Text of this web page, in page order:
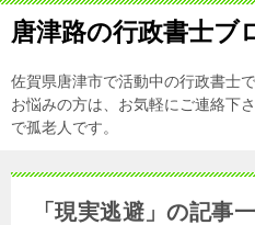
唐津路の行政書士ブ
佐賀県唐津市で活動中の行政書士
お悩みの方は、お気軽にご連絡下
で孤老人です。
「現実逃避」の記事